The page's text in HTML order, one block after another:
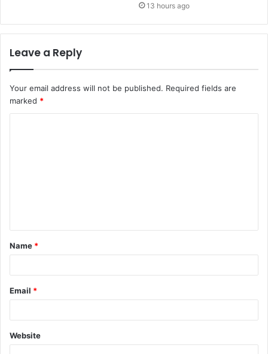
13 hours ago
Leave a Reply
Your email address will not be published. Required fields are
marked *
t
*
Name *
Email *
Website